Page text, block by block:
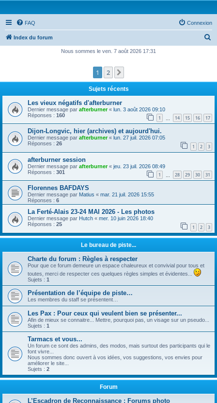
FAQ Connexion
Index du forum
e
r
r
Nous sommes le ven. 7 août 2026 17:31
1 2
Sujets récents
Les vieux négatifs d'afterburner
Dernier message par afterburner« lun. 3 août 2026 09:10
Réponses : 160 1 14 15 16 17
Dijon-Longvic, hier (archives) et aujourd'hui.
Dernier message par afterburner« lun. 27 juil. 2026 07:05
Réponses : 26 1 2 3
afterburner session
Dernier message par afterburner« jeu. 23 juil. 2026 08:49
Réponses : 301 1 28 29 30 31
Florennes BAFDAYS
Dernier message par Matius « mar. 21 juil. 2026 15:55
Réponses : 6
La Ferté-Alais 23-24 MAI 2026 - Les photos
Dernier message par Hutch « mer. 10 juin 2026 18:40
Réponses : 25 1 2 3
Le bureau de piste...
Charte du forum : Règles à respecter
Pour que ce forum demeure un espace chaleureux et convivial pour tous et
toutes, merci de respecter ces quelques règles simples et évidentes...
Sujets : 1
Présentation de l’équipe de piste…
Les membres du staff se présentent…
Les Pax : Pour ceux qui veulent bien se présenter...
Afin de mieux se connaitre... Mettre, pourquoi pas, un visage sur un pseudo...
Sujets : 1
Tarmacs et vous...
Un forum ce sont des admins, des modos, mais surtout des participants qui le
font vivre...
Nous sommes donc ouvert à vos idées, vos suggestions, vos envies pour
améliorer le site...
Sujets : 2
Forum
L’Escadron de Reconnaissance : Forums photo